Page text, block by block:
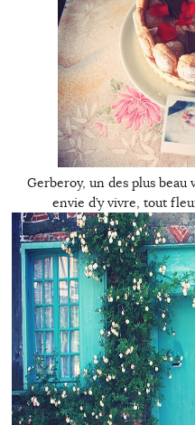
Gerberoy, un des plus beau
envie d’y vivre, tout